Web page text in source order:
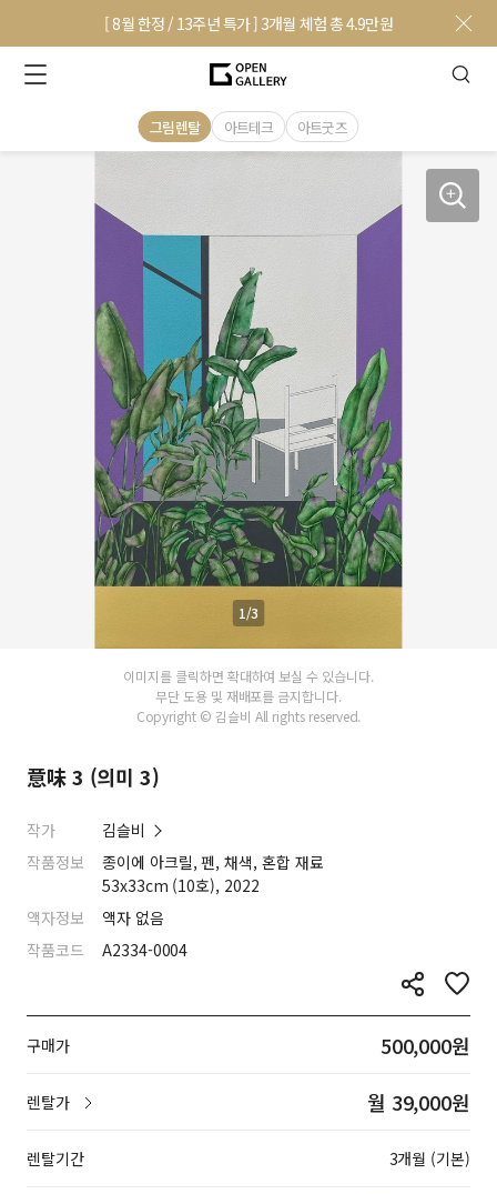
[ 8월 한정 / 13주년 특가 ] 3개월 체험 총 4.9만원
그림렌탈 아트테크 아트굿즈
1/3
이미지를 클릭하면 확대하여 보실 수 있습니다.
무단 도용 및 재배포를 금지합니다.
Copyright © 김슬비 All rights reserved.
意味 3 (의미 3)
작가
김슬비
작품정보
종이에 아크릴, 펜, 채색, 혼합 재료
53x33cm (10호), 2022
액자정보
액자 없음
작품코드
A2334-0004
구매가 500,000원
렌탈가 월 39,000원
렌탈기간 3개월 (기본)